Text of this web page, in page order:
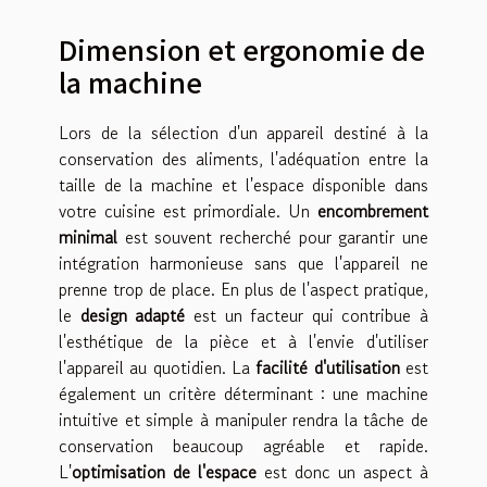
Dimension et ergonomie de
la machine
Lors de la sélection d'un appareil destiné à la
conservation des aliments, l'adéquation entre la
taille de la machine et l'espace disponible dans
votre cuisine est primordiale. Un encombrement
minimal est souvent recherché pour garantir une
intégration harmonieuse sans que l'appareil ne
prenne trop de place. En plus de l'aspect pratique,
le design adapté est un facteur qui contribue à
l'esthétique de la pièce et à l'envie d'utiliser
l'appareil au quotidien. Lafacilité d'utilisationest
également un critère déterminant : une machine
intuitive et simple à manipuler rendra la tâche de
conservation beaucoup agréable et rapide.
L'optimisation de l'espace est donc un aspect à